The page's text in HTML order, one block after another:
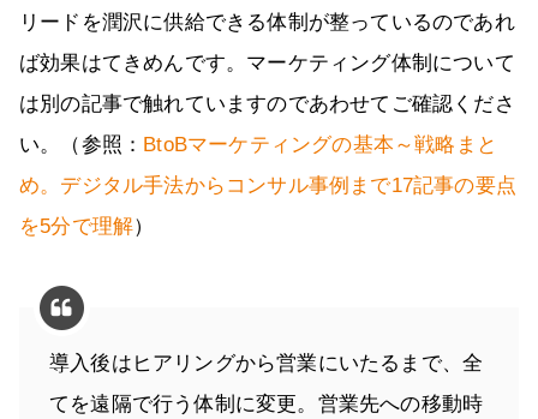
リードを潤沢に供給できる体制が整っているのであれ
ば効果はてきめんです。マーケティング体制について
は別の記事で触れていますのであわせてご確認くださ
い。（参照： BtoBマーケティングの基本～戦略まと
め。デジタル手法からコンサル事例まで17記事の要点
を5分で理解）
導入後はヒアリングから営業にいたるまで、全
てを遠隔で行う体制に変更。営業先への移動時